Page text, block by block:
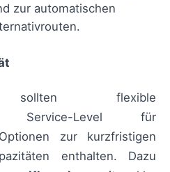
zur automatischen
sollten flexible
Service-Level für
zur kurzfristigen
enthalten. Dazu